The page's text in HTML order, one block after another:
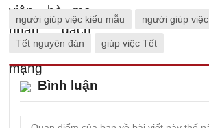
người giúp việc kiểu mẫu người giúp việc
Tết nguyên đán giúp việc Tết
Bình luận